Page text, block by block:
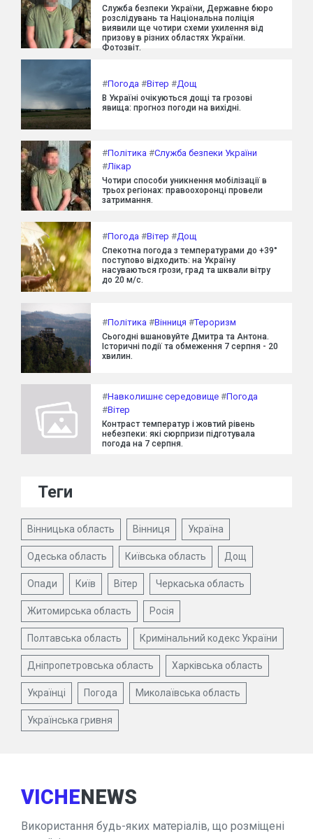
Служба безпеки України, Державне бюро
розслідувань та Національна поліція
виявили ще чотири схеми ухилення від
призову в різних областях України.
Фотозвіт.
#Погода #Вітер #Дощ
В Україні очікуються дощі та грозові
явища: прогноз погоди на вихідні.
#Політика #Служба безпеки України
#Лікар
Чотири способи уникнення мобілізації в
трьох регіонах: правоохоронці провели
затримання.
#Погода #Вітер #Дощ
Спекотна погода з температурами до +39°
поступово відходить: на Україну
насуваються грози, град та шквали вітру
до 20 м/с.
#Політика #Вінниця #Тероризм
Сьогодні вшановуйте Дмитра та Антона.
Історичні події та обмеження 7 серпня - 20
хвилин.
#Навколишнє середовище #Погода
#Вітер
Контраст температур і жовтий рівень
небезпеки: які сюрпризи підготувала
погода на 7 серпня.
Теги
Вінницька область Вінниця Україна
Одеська область Київська область Дощ
Опади Київ Вітер Черкаська область
Житомирська область Росія
Полтавська область Кримінальний кодекс України
Дніпропетровська область Харківська область
Українці Погода Миколаївська область
Українська гривня
VICHENEWS
Використання будь-яких матеріалів, що розміщені